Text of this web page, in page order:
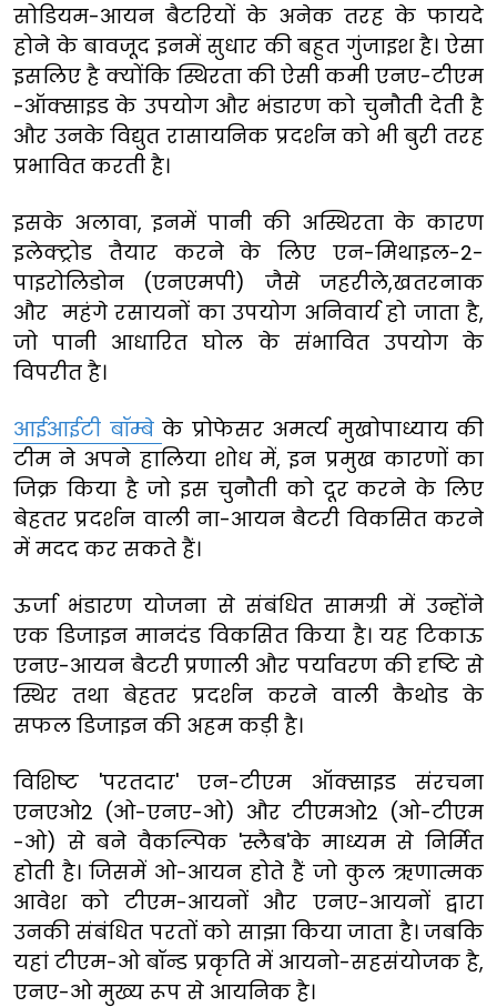
सोडियम-आयन बैटरियों के अनेक तरह के फायदे
होने के बावजूद इनमें सुधार की बहुत गुंजाइश है। ऐसा
इसलिए है क्योंकि स्थिरता की ऐसी कमी एनए-टीएम
-ऑक्साइड के उपयोग और भंडारण को चुनौती देती है
और उनके विद्युत रासायनिक प्रदर्शन को भी बुरी तरह
प्रभावित करती है।
इसके अलावा, इनमें पानी की अस्थिरता के कारण
इलेक्ट्रोड तैयार करने के लिए एन-मिथाइल-2-
पाइरोलिडोन (एनएमपी) जैसे जहरीले,खतरनाक
और महंगे रसायनों का उपयोग अनिवार्य हो जाता है,
जो पानी आधारित घोल के संभावित उपयोग के
विपरीत है।
आईआईटी बॉम्बे के प्रोफेसर अमर्त्य मुखोपाध्याय की
टीम ने अपने हालिया शोध में, इन प्रमुख कारणों का
जिक्र किया है जो इस चुनौती को दूर करने के लिए
बेहतर प्रदर्शन वाली ना-आयन बैटरी विकसित करने
में मदद कर सकते हैं।
ऊर्जा भंडारण योजना से संबंधित सामग्री में उन्होंने
एक डिजाइन मानदंड विकसित किया है। यह टिकाऊ
एनए-आयन बैटरी प्रणाली और पर्यावरण की दृष्टि से
स्थिर तथा बेहतर प्रदर्शन करने वाली कैथोड के
सफल डिजाइन की अहम कड़ी है।
विशिष्ट 'परतदार' एन-टीएम ऑक्साइड संरचना
एनएओ2 (ओ-एनए-ओ) और टीएमओ2 (ओ-टीएम
-ओ) से बने वैकल्पिक 'स्लैब'के माध्यम से निर्मित
होती है। जिसमें ओ-आयन होते हैं जो कुल ऋणात्मक
आवेश को टीएम-आयनों और एनए-आयनों द्वारा
उनकी संबंधित परतों को साझा किया जाता है। जबकि
यहां टीएम-ओ बॉन्ड प्रकृति में आयनो-सहसंयोजक है,
एनए-ओ मुख्य रूप से आयनिक है।